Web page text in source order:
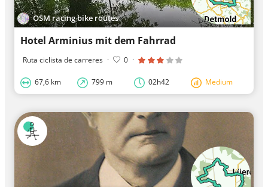
OSM racing bike routes
Hotel Arminius mit dem Fahrrad
Ruta ciclista de carreres · 0 ·
67,6 km 799 m 02h42 Medium